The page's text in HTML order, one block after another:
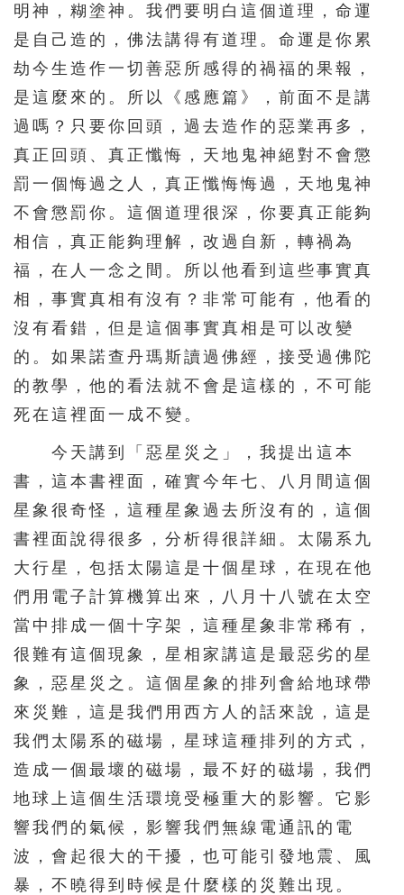
明神，糊塗神。我們要明白這個道理，命運
是自己造的，佛法講得有道理。命運是你累
劫今生造作一切善惡所感得的禍福的果報，
是這麼來的。所以《感應篇》，前面不是講
過嗎？只要你回頭，過去造作的惡業再多，
真正回頭、真正懺悔，天地鬼神絕對不會懲
罰一個悔過之人，真正懺悔悔過，天地鬼神
不會懲罰你。這個道理很深，你要真正能夠
相信，真正能夠理解，改過自新，轉禍為
福，在人一念之間。所以他看到這些事實真
相，事實真相有沒有？非常可能有，他看的
沒有看錯，但是這個事實真相是可以改變
的。如果諾查丹瑪斯讀過佛經，接受過佛陀
的教學，他的看法就不會是這樣的，不可能
死在這裡面一成不變。
今天講到「惡星災之」，我提出這本
書，這本書裡面，確實今年七、八月間這個
星象很奇怪，這種星象過去所沒有的，這個
書裡面說得很多，分析得很詳細。太陽系九
大行星，包括太陽這是十個星球，在現在他
們用電子計算機算出來，八月十八號在太空
當中排成一個十字架，這種星象非常稀有，
很難有這個現象，星相家講這是最惡劣的星
象，惡星災之。這個星象的排列會給地球帶
來災難，這是我們用西方人的話來說，這是
我們太陽系的磁場，星球這種排列的方式，
造成一個最壞的磁場，最不好的磁場，我們
地球上這個生活環境受極重大的影響。它影
響我們的氣候，影響我們無線電通訊的電
波，會起很大的干擾，也可能引發地震、風
暴，不曉得到時候是什麼樣的災難出現。